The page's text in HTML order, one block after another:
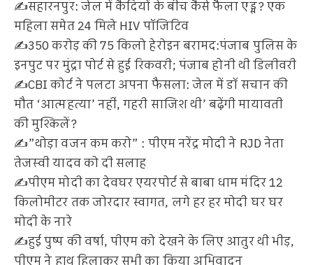
✍️सहारनपुर: जेल में कैदियों के बीच कैसे फैला एड्स? एक
महिला समेत 24 मिले HIV पॉजिटिव
✍️350 करोड़ की 75 किलो हेरोइन बरामद:​​​​​​​पंजाब पुलिस के
इनपुट पर मुंद्रा पोर्ट से हुई रिकवरी; पंजाब होनी थी डिलीवरी
✍️CBI कोर्ट ने पलटा अपना फैसला: जेल में डॉ सचान की
मौत ‘आत्महत्या’ नहीं, गहरी साजिश थी’ बढ़ेंगी मायावती
की मुश्किलें?
✍️”थोड़ा वजन कम करो” : पीएम नरेंद्र मोदी ने RJD नेता
तेजस्‍वी यादव को दी सलाह
✍️पीएम मोदी का देवघर एयरपोर्ट से बाबा धाम मंदिर 12
किलोमीटर तक जोरदार स्वागत, लगे हर हर मोदी घर घर
मोदी के नारे
✍️हुई पुष्प की वर्षा, पीएम को देखने के लिए आतुर थी भीड़,
पीएम ने हाथ हिलाकर सभी का किया अभिवादन